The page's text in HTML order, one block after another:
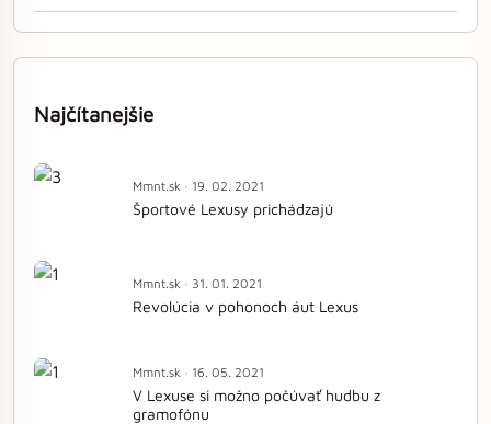
Najčítanejšie
Mmnt.sk · 19. 02. 2021
Športové Lexusy prichádzajú
Mmnt.sk · 31. 01. 2021
Revolúcia v pohonoch áut Lexus
Mmnt.sk · 16. 05. 2021
V Lexuse si možno počúvať hudbu z
gramofónu